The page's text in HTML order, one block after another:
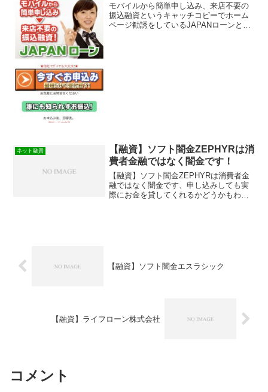
モバイルから簡単申し込み、来店不要の
振込融資というキャッチコピーでホーム
ページ勧誘をしているJAPANローンとい
ネット融資
【融資】ソフト闇金ZEPHYRは消
費者金融ではなく闇金です！
【融資】ソフト闇金ZEPHYRは消費者金
融ではなく闇金です、申し込みしても実
際にお金を貸してくれるかどうかもわか
【融資】ソフト闇金エスラシック
【融資】ライフローン株式会社
コメント